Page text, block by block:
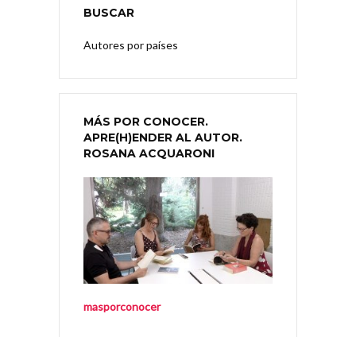
BUSCAR
Autores por países
MÁS POR CONOCER.
APRE(H)ENDER AL AUTOR.
ROSANA ACQUARONI
masporconocer